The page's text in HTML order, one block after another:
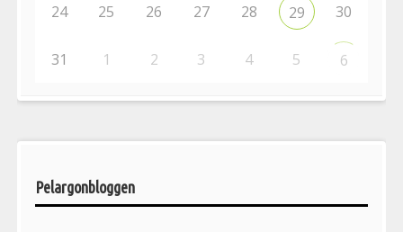
24 25 26 27 28 29 30
31 1 2 3 4 5 6
Pelargonbloggen